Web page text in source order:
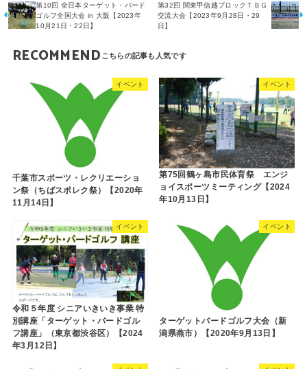
第10回 全日本ターゲット・バード
ゴルフ全国大会 in 大阪【2023年
10月21日・22日】
第32回 関東甲信越ブロックＴＢＧ
交流大会【2023年9月28日・29
日】
RECOMMEND
イベント
千葉市スポーツ・レクリエーショ
ン祭（ちばスポレク祭）【2020年
11月14日】
イベント
第75回鶴ヶ島市民体育祭 エンジ
ョイスポーツミーティング【2024
年10月13日】
イベント
令和５年度 シニアいきいき事業 特
別講座「ターゲット・バードゴル
フ講座」（東京都渋谷区）【2024
年3月12日】
イベント
ターゲットバードゴルフ大会（新
潟県燕市）【2020年9月13日】